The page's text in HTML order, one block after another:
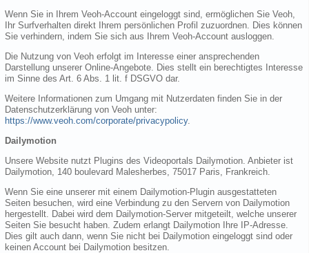
Wenn Sie in Ihrem Veoh-Account eingeloggt sind, ermöglichen Sie Veoh,
Ihr Surfverhalten direkt Ihrem persönlichen Profil zuzuordnen. Dies können
Sie verhindern, indem Sie sich aus Ihrem Veoh-Account ausloggen.
Die Nutzung von Veoh erfolgt im Interesse einer ansprechenden
Darstellung unserer Online-Angebote. Dies stellt ein berechtigtes Interesse
im Sinne des Art. 6 Abs. 1 lit. f DSGVO dar.
Weitere Informationen zum Umgang mit Nutzerdaten finden Sie in der
Datenschutzerklärung von Veoh unter:
https://www.veoh.com/corporate/privacypolicy.
Dailymotion
Unsere Website nutzt Plugins des Videoportals Dailymotion. Anbieter ist
Dailymotion, 140 boulevard Malesherbes, 75017 Paris, Frankreich.
Wenn Sie eine unserer mit einem Dailymotion-Plugin ausgestatteten
Seiten besuchen, wird eine Verbindung zu den Servern von Dailymotion
hergestellt. Dabei wird dem Dailymotion-Server mitgeteilt, welche unserer
Seiten Sie besucht haben. Zudem erlangt Dailymotion Ihre IP-Adresse.
Dies gilt auch dann, wenn Sie nicht bei Dailymotion eingeloggt sind oder
keinen Account bei Dailymotion besitzen.